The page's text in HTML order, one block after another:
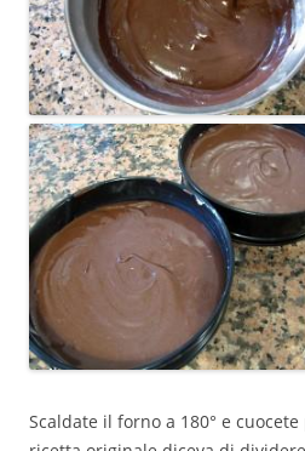
Scaldate il forno a 180° e